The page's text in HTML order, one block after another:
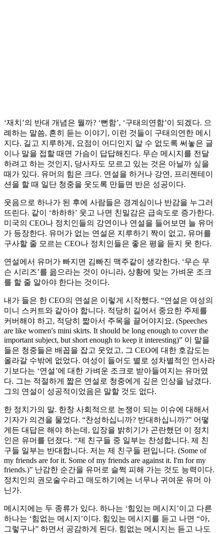
‘재치’의 반대 개념은 뭘까? ‘뻔함’, ‘구태의연함’이 되겠다. 으
례하는 말씀, 흔히 듣는 이야기, 이런 것들이 구태의연한 메시
지다. 길고 지루하게, 요점이 어디인지 알 수 없도록 써놓은 글
이나 말을 접할 때면 가슴이 답답해진다. 무슨 메시지를 전달
하려고 하는 것인지, 당사자도 모르고 있는 것은 아닐까 싶을
때가 있다. 유머의 힘은 크다. 연설을 하거나 강연, 프리젠테이
션을 할 때 일단 청중을 웃도록 만들면 반은 성공이다.
웃음으로 하나가 된 후에 사람들은 경계심이나 반감을 누그러
뜨린다. 같이 ‘하하하’ 웃고 나면 친밀감은 급속도로 증가한다.
미국의 CEO나 정치인들의 강연이나 연설을 들어보면 늘 유머
가 등장한다. 유머가 없는 연설은 지루하기 짝이 없고, 유머를
구사할 줄 모르는 CEO나 정치인들은 좋은 평을 듣지 못 한다.
연설에서 유머가 빠지면 김빠진 맥주같이 생각한다. ‘무슨 무
슨 시리즈’를 읊으라는 것이 아니라, 상황에 맞는 가벼운 조크
를 할 줄 알아야 한다는 것이다.
내가 들은 한 CEO의 연설은 이렇게 시작했다. “연설은 여성의
미니 스커트와 같아야 합니다. 적당히 길어서 중요한 주제를
커버해야 하고, 적당히 짧아서 주목을 끌어야지요. (Speeches
are like women's mini skirts. It should be long enough to cover the
important subject, but short enough to keep it interesting)” 이 말을
들은 청중들은 배꼽을 잡고 웃었고, 그 CEO에 대한 호감도는
올라갈 수밖에 없었다. 여성이 들어도 별로 성차별적인 언사라
기보다는 ‘연설’에 대한 가벼운 조크로 받아들여지는 유머였
다. 그는 적절하게 짧은 연설로 청중에게 깊은 인상을 남겼다.
그의 연설이 성공적이었음은 말할 것도 없다.
한 정치가의 말. 한창 사회적으로 논쟁이 되는 이슈에 대해서
기자가 의견을 물었다. “찬성하십니까? 반대하십니까?” 어떻
게든 대답은 해야 하는데, 입장을 밝히기가 곤란했던 이 정치
인은 유머를 던졌다. “제 친구들 중 일부는 찬성합니다. 제 친
구들 일부는 반대합니다. 저는 제 친구들 편입니다. (Some of
my friends are for it. Some of my friends are against it. I'm for my
friends.)” 난감한 순간을 유머로 슬쩍 피해 가는 것도 능력이다.
정치인의 권모술수라고 매도하기에는 너무나 귀여운 유머 아
닌가.
메시지에는 두 종류가 있다. 하나는 ‘힘있는 메시지’이고 다른
하나는 ‘힘없는 메시지’이다. 힘있는 메시지를 듣고 나면 “아,
그렇구나” 하면서 공감하게 된다. 힘없는 메시지는 듣고 나도